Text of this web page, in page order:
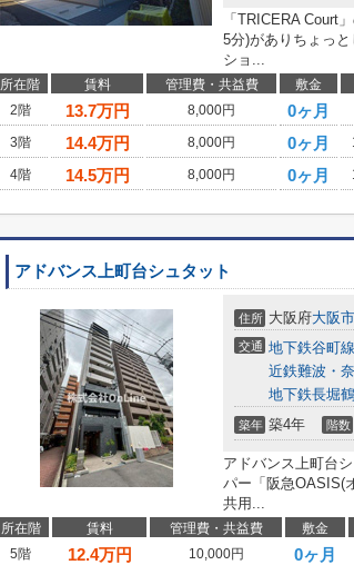
「TRICERA Court
5分)がありちょっ
ショ...
所在階 賃料 管理費・共益費 敷金
2階
13.7万円 8,000円 0ヶ月
3階
14.4万円 8,000円 0ヶ月
4階
14.5万円 8,000円 0ヶ月
アドバンス上町台シュタット
住所 大阪府大阪
交通 地下鉄谷町線
近鉄難波・
地下鉄長堀
築年 築4年 階数
アドバンス上町台
パー「阪急OASIS(
共用...
所在階 賃料 管理費・共益費 敷金
5階
12.4万円 10,000円 0ヶ月